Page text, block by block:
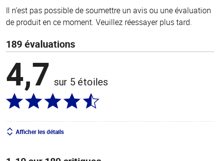
Il n’est pas possible de soumettre un avis ou une évaluation
de produit en ce moment. Veuillez réessayer plus tard.
189 évaluations
4,7 sur 5 étoiles
Afficher les détails